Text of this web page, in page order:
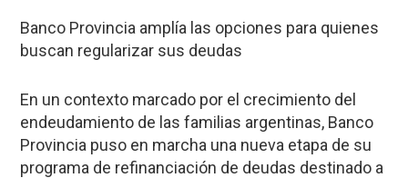
Banco Provincia amplía las opciones para quienes
buscan regularizar sus deudas
En un contexto marcado por el crecimiento del
endeudamiento de las familias argentinas, Banco
Provincia puso en marcha una nueva etapa de su
programa de refinanciación de deudas destinado a